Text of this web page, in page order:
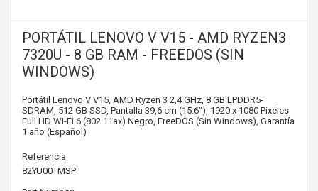
PORTÁTIL LENOVO V V15 - AMD RYZEN3
7320U - 8 GB RAM - FREEDOS (SIN
WINDOWS)
Portátil Lenovo V V15, AMD Ryzen 3 2,4 GHz, 8 GB LPDDR5-
SDRAM, 512 GB SSD, Pantalla 39,6 cm (15.6"), 1920 x 1080 Pixeles
Full HD Wi-Fi 6 (802.11ax) Negro, FreeDOS (Sin Windows), Garantía
1 año (Español)
Referencia
82YU00TMSP